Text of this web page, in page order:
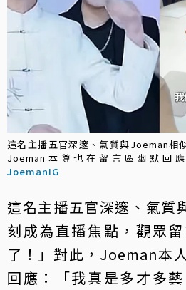
這名主播五官深邃、氣質與Joeman相
Joeman本尊也在留言區幽默回
JoemanIG
這名主播五官深邃、氣質
刻成為直播焦點，觀眾
了！」對此，Joeman本
回應：「我真是多才多